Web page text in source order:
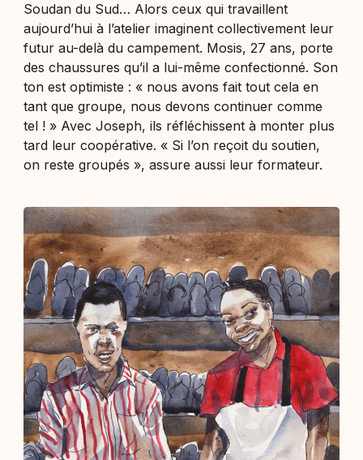
Soudan du Sud… Alors ceux qui travaillent
aujourd’hui à l’atelier imaginent collectivement leur
futur au-delà du campement. Mosis, 27 ans, porte
des chaussures qu’il a lui-même confectionné. Son
ton est optimiste : « nous avons fait tout cela en
tant que groupe, nous devons continuer comme
tel ! » Avec Joseph, ils réfléchissent à monter plus
tard leur coopérative. « Si l’on reçoit du soutien,
on reste groupés », assure aussi leur formateur.